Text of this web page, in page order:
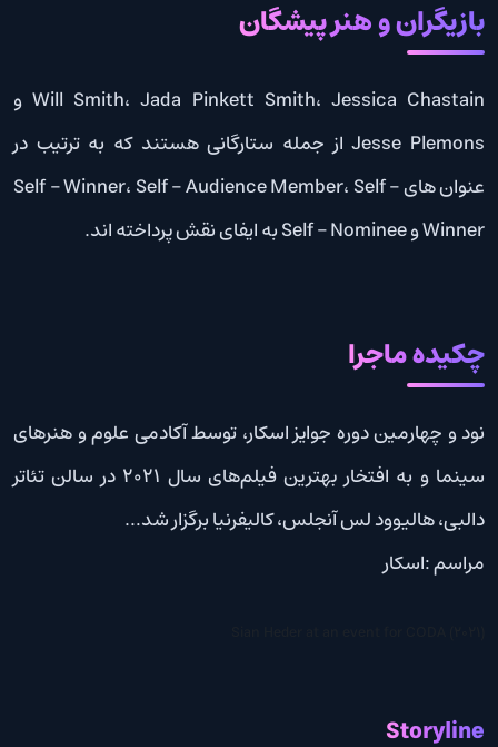
بازیگران و هنر پیشگان
Will Smith، Jada Pinkett Smith، Jessica Chastain و
Jesse Plemons از جمله ستارگانی هستند که به ترتیب در
عنوان های Self – Winner، Self – Audience Member، Self –
Winner و Self – Nominee به ایفای نقش پرداخته اند.
چکیده ماجرا
نود و چهارمین دوره جوایز اسکار، توسط آکادمی علوم و هنرهای
سینما و به افتخار بهترین فیلم‌های سال 2021 در سالن تئاتر
دالبی، هالیوود لس آنجلس، کالیفرنیا برگزار شد…
مراسم :اسکار
Storyline